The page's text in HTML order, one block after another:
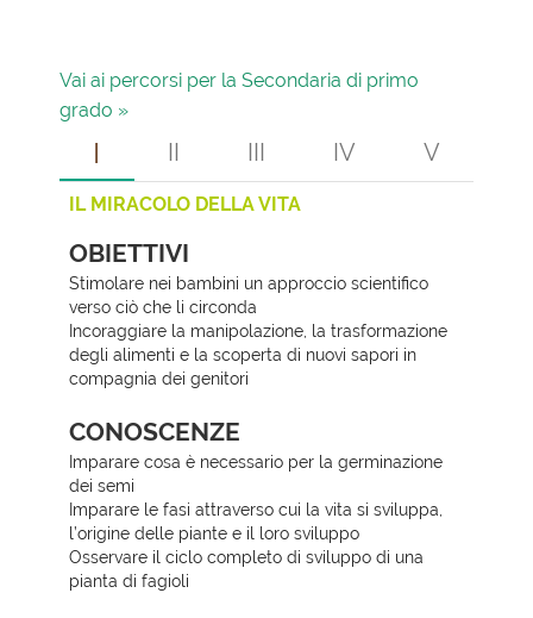
Vai ai percorsi per la Secondaria di primo
grado »
I II III IV V
II
III
V
IL MIRACOLO DELLA VITA
OBIETTIVI
Stimolare nei bambini un approccio scientifico
verso ciò che li circonda
Incoraggiare la manipolazione, la trasformazione
degli alimenti e la scoperta di nuovi sapori in
compagnia dei genitori
CONOSCENZE
Imparare cosa è necessario per la germinazione
dei semi
Imparare le fasi attraverso cui la vita si sviluppa,
l’origine delle piante e il loro sviluppo
Osservare il ciclo completo di sviluppo di una
pianta di fagioli